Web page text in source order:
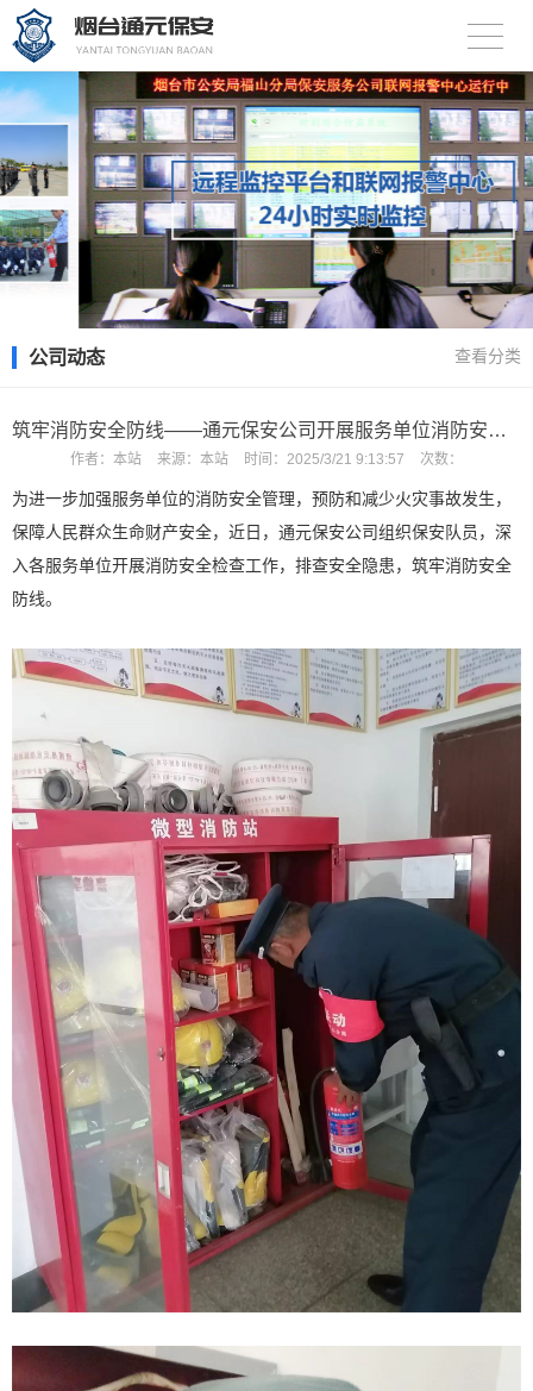
公司动态 查看分类
筑牢消防安全防线——通元保安公司开展服务单位消防安全检查
作者： 本站 来源： 本站 时间： 2025/3/21 9:13:57 次数：
为进一步加强服务单位的消防安全管理，预防和减少火灾事故发生，
保障人民群众生命财产安全，近日，通元保安公司组织保安队员，深
入各服务单位开展消防安全检查工作，排查安全隐患，筑牢消防安全
防线。